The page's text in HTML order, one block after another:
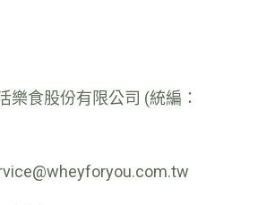
樂食股份有限公司 (統編：